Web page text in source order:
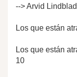
--> Arvid
Los que están
Los que están
10